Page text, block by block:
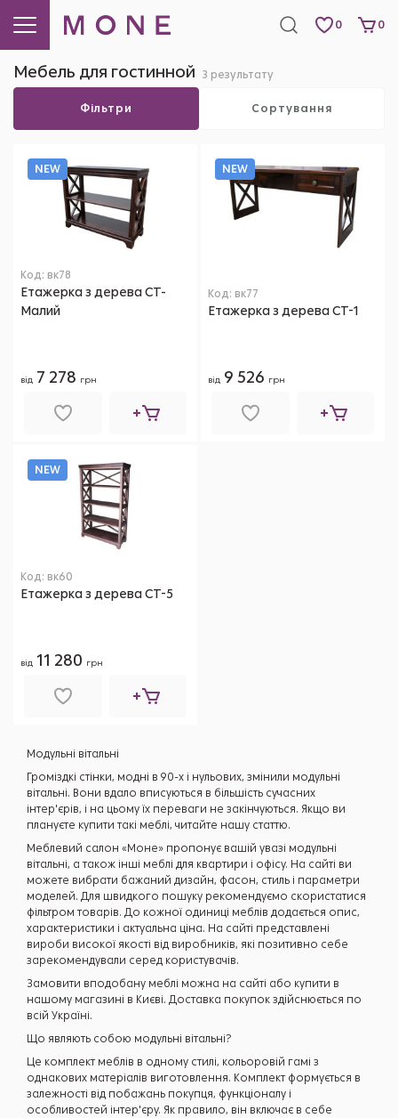
0 0
Мебель для гостинной 3 результату
Фільтри Сортування
NEW
Код: вк78
Етажерка з дерева СТ-
Малий
від 7 278 грн
NEW
Код: вк77
Етажерка з дерева СТ-1
від 9 526 грн
NEW
Код: вк60
Етажерка з дерева СТ-5
від 11 280 грн
Модульні вітальні
Громіздкі стінки, модні в 90-х і нульових, змінили модульні
вітальні. Вони вдало вписуються в більшість сучасних
інтер'єрів, і на цьому їх переваги не закінчуються. Якщо ви
плануєте купити такі меблі, читайте нашу статтю.
Меблевий салон «Моне» пропонує вашій увазі модульні
вітальні, а також інші меблі для квартири і офісу. На сайті ви
можете вибрати бажаний дизайн, фасон, стиль і параметри
моделей. Для швидкого пошуку рекомендуємо скористатися
фільтром товарів. До кожної одиниці меблів додається опис,
характеристики і актуальна ціна. На сайті представлені
вироби високої якості від виробників, які позитивно себе
зарекомендували серед користувачів.
Замовити вподобану меблі можна на сайті або купити в
нашому магазині в Києві. Доставка покупок здійснюється по
всій Україні.
Що являють собою модульні вітальні?
Це комплект меблів в одному стилі, кольоровій гамі з
однакових матеріалів виготовлення. Комплект формується в
залежності від побажань покупця, функціоналу і
особливостей інтер'єру. Як правило, він включає в себе